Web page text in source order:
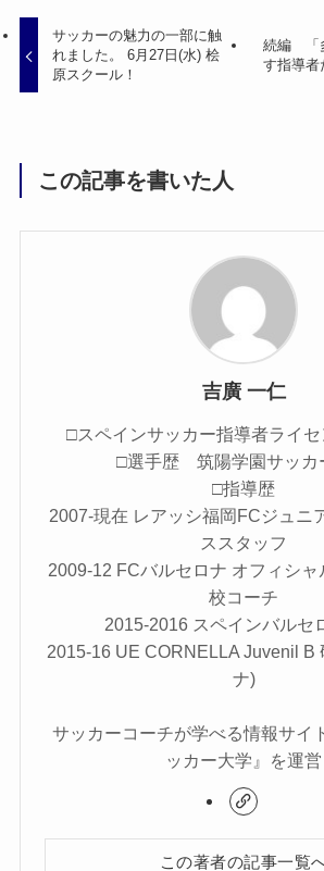
サッカーの魅力の一部に触
れました。 6月27日(水) 桧
原スクール！
続編 「
す指導者
この記事を書いた人
吉廣 一仁
□スペインサッカー指導者ライ
□選手歴 筑陽学園サッカ
□指導歴
2007-現在 レアッシ福岡FCジュニ
ススタッフ
2009-12 FCバルセロナ オフィシャ
校コーチ
2015-2016 スペインバルセ
2015-16 UE CORNELLA Juvenil B
ナ)
サッカーコーチが学べる情報サイ
ッカー大学』を運営
この著者の記事一覧